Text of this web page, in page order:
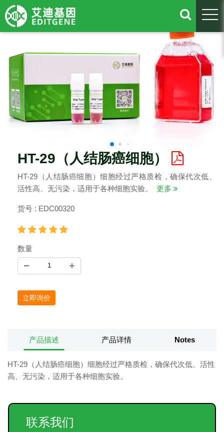
HT-29（人结肠癌细胞）
HT-29（人结肠癌细胞）细胞经过严格质检，确保代次低、
活性高、无污染，适用于各种细胞实验。
更多
货号 : EDC00320
数量
立即询价
产品描述 产品详情 Notes
HT-29（人结肠癌细胞）细胞经过严格质检，确保代次低、活性
高、无污染，适用于各种细胞实验。
联系我们